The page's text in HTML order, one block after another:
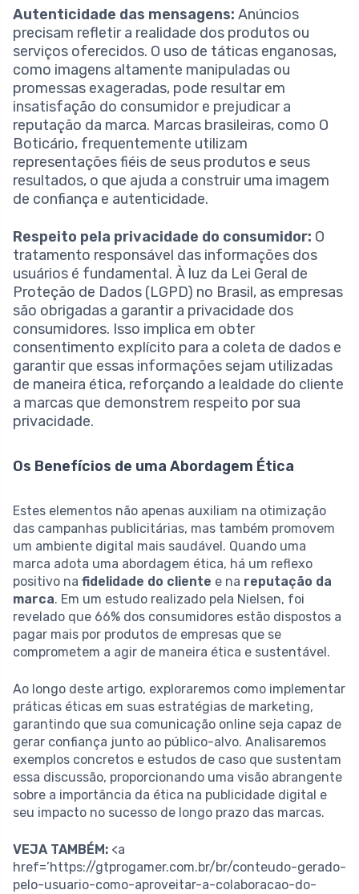
Autenticidade das mensagens: Anúncios
precisam refletir a realidade dos produtos ou
serviços oferecidos. O uso de táticas enganosas,
como imagens altamente manipuladas ou
promessas exageradas, pode resultar em
insatisfação do consumidor e prejudicar a
reputação da marca. Marcas brasileiras, como O
Boticário, frequentemente utilizam
representações fiéis de seus produtos e seus
resultados, o que ajuda a construir uma imagem
de confiança e autenticidade.
Respeito pela privacidade do consumidor: O
tratamento responsável das informações dos
usuários é fundamental. À luz da Lei Geral de
Proteção de Dados (LGPD) no Brasil, as empresas
são obrigadas a garantir a privacidade dos
consumidores. Isso implica em obter
consentimento explícito para a coleta de dados e
garantir que essas informações sejam utilizadas
de maneira ética, reforçando a lealdade do cliente
a marcas que demonstrem respeito por sua
privacidade.
Os Benefícios de uma Abordagem Ética
Estes elementos não apenas auxiliam na otimização
das campanhas publicitárias, mas também promovem
um ambiente digital mais saudável. Quando uma
marca adota uma abordagem ética, há um reflexo
positivo na fidelidade do cliente e na reputação da
marca. Em um estudo realizado pela Nielsen, foi
revelado que 66% dos consumidores estão dispostos a
pagar mais por produtos de empresas que se
comprometem a agir de maneira ética e sustentável.
Ao longo deste artigo, exploraremos como implementar
práticas éticas em suas estratégias de marketing,
garantindo que sua comunicação online seja capaz de
gerar confiança junto ao público-alvo. Analisaremos
exemplos concretos e estudos de caso que sustentam
essa discussão, proporcionando uma visão abrangente
sobre a importância da ética na publicidade digital e
seu impacto no sucesso de longo prazo das marcas.
VEJA TAMBÉM: <a
href=’https://gtprogamer.com.br/br/conteudo-gerado-
pelo-usuario-como-aproveitar-a-colaboracao-do-